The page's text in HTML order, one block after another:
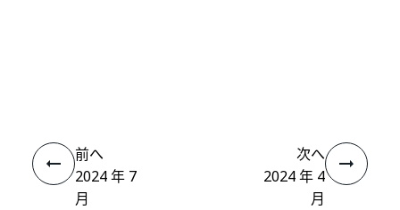
前へ
2024 年 7
月
次へ
2024 年 4
月